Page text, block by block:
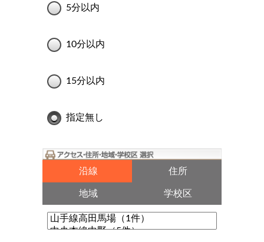
5分以内
10分以内
15分以内
指定無し
沿線 住所
地域 学校区